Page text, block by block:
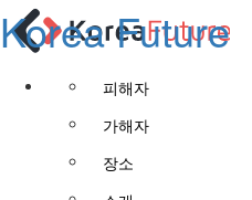
Korea Future
피해자
가해자
장소